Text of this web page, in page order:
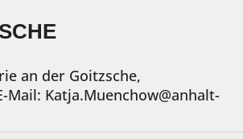
an der Goitzsche,
Mail: Katja.Muenchow@anhalt-